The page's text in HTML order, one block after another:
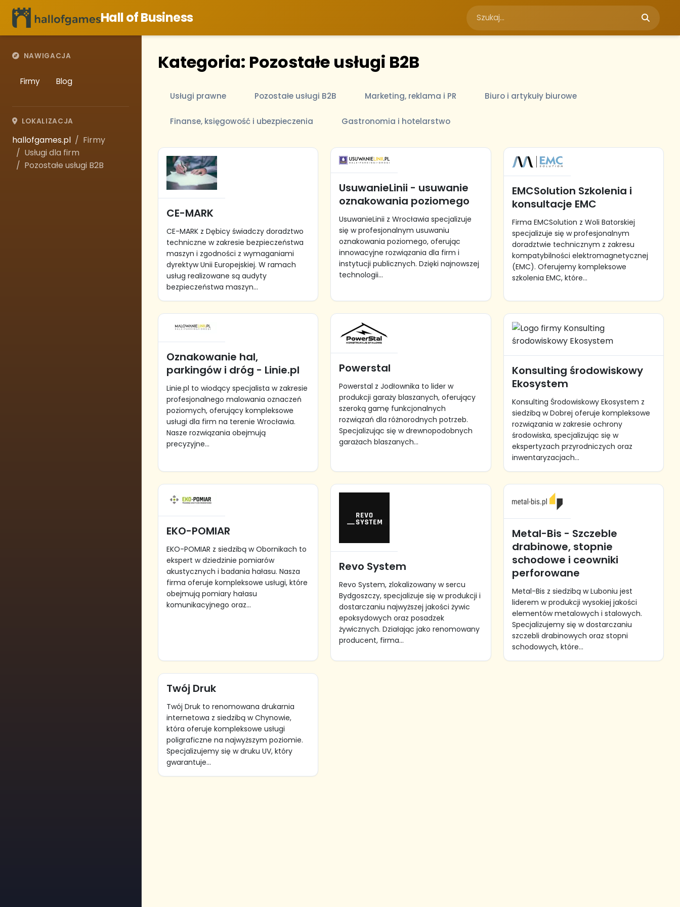
Hall of Business
NAWIGACJA
Firmy Blog
LOKALIZACJA
hallofgames.pl
Firmy
Usługi dla firm
Pozostałe usługi B2B
Kategoria: Pozostałe usługi B2B
Usługi prawne Pozostałe usługi B2B Marketing, reklama i PR Biuro i artykuły biurowe
Finanse, księgowość i ubezpieczenia Gastronomia i hotelarstwo
CE-MARK
CE-MARK z Dębicy świadczy doradztwo
techniczne w zakresie bezpieczeństwa
maszyn i zgodności z wymaganiami
dyrektyw Unii Europejskiej. W ramach
usług realizowane są audyty
bezpieczeństwa maszyn...
UsuwanieLinii - usuwanie
oznakowania poziomego
UsuwanieLinii z Wrocławia specjalizuje
się w profesjonalnym usuwaniu
oznakowania poziomego, oferując
innowacyjne rozwiązania dla firm i
instytucji publicznych. Dzięki najnowszej
technologii...
EMCSolution Szkolenia i
konsultacje EMC
Firma EMCSolution z Woli Batorskiej
specjalizuje się w profesjonalnym
doradztwie technicznym z zakresu
kompatybilności elektromagnetycznej
(EMC). Oferujemy kompleksowe
szkolenia EMC, które...
Oznakowanie hal,
parkingów i dróg - Linie.pl
Linie.pl to wiodący specjalista w zakresie
profesjonalnego malowania oznaczeń
poziomych, oferujący kompleksowe
usługi dla firm na terenie Wrocławia.
Nasze rozwiązania obejmują
precyzyjne...
Powerstal
Powerstal z Jodłownika to lider w
produkcji garaży blaszanych, oferujący
szeroką gamę funkcjonalnych
rozwiązań dla różnorodnych potrzeb.
Specjalizując się w drewnopodobnych
garażach blaszanych...
Konsulting środowiskowy
Ekosystem
Konsulting Środowiskowy Ekosystem z
siedzibą w Dobrej oferuje kompleksowe
rozwiązania w zakresie ochrony
środowiska, specjalizując się w
ekspertyzach przyrodniczych oraz
inwentaryzacjach...
EKO-POMIAR
EKO-POMIAR z siedzibą w Obornikach to
ekspert w dziedzinie pomiarów
akustycznych i badania hałasu. Nasza
firma oferuje kompleksowe usługi, które
obejmują pomiary hałasu
komunikacyjnego oraz...
Revo System
Revo System, zlokalizowany w sercu
Bydgoszczy, specjalizuje się w produkcji i
dostarczaniu najwyższej jakości żywic
epoksydowych oraz posadzek
żywicznych. Działając jako renomowany
producent, firma...
Metal-Bis - Szczeble
drabinowe, stopnie
schodowe i ceowniki
perforowane
Metal-Bis z siedzibą w Luboniu jest
liderem w produkcji wysokiej jakości
elementów metalowych i stalowych.
Specjalizujemy się w dostarczaniu
szczebli drabinowych oraz stopni
schodowych, które...
Twój Druk
Twój Druk to renomowana drukarnia
internetowa z siedzibą w Chynowie,
która oferuje kompleksowe usługi
poligraficzne na najwyższym poziomie.
Specjalizujemy się w druku UV, który
gwarantuje...